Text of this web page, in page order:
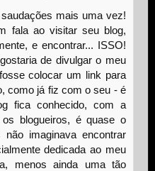
mais uma vez!
fala ao visitar seu blog,
e encontrar... ISSO!
de divulgar o meu
colocar um link para
como já fiz com o seu - é
fica conhecido, com a
blogueiros, é quase o
imaginava encontrar
dedicada ao meu
menos ainda uma tão